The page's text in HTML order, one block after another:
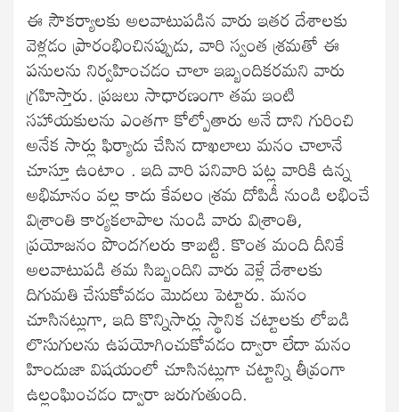
ఈ సౌకర్యాలకు అలవాటుపడిన వారు ఇతర దేశాలకు
వెళ్లడం ప్రారంభించినప్పుడు, వారి స్వంత శ్రమతో ఈ
పనులను నిర్వహించడం చాలా ఇబ్బందికరమని వారు
గ్రహిస్తారు. ప్రజలు సాధారణంగా తమ ఇంటి
సహాయకులను ఎంతగా కోల్పోతారు అనే దాని గురించి
అనేక సార్లు ఫిర్యాదు చేసిన దాఖలాలు మనం చాలానే
చూస్తూ ఉంటాం . ఇది వారి పనివారి పట్ల వారికి ఉన్న
అభిమానం వల్ల కాదు కేవలం శ్రమ దోపిడీ నుండి లభించే
విశ్రాంతి కార్యకలాపాల నుండి వారు విశ్రాంతి,
ప్రయోజనం పొందగలరు కాబట్టి. కొంత మంది దీనికే
అలవాటుపడి తమ సిబ్బందిని వారు వెళ్లే దేశాలకు
దిగుమతి చేసుకోవడం మొదలు పెట్టారు. మనం
చూసినట్లుగా, ఇది కొన్నిసార్లు స్థానిక చట్టాలకు లోబడి
లొసుగులను ఉపయోగించుకోవడం ద్వారా లేదా మనం
హిందుజా విషయంలో చూసినట్లుగా చట్టాన్ని తీవ్రంగా
ఉల్లంఘించడం ద్వారా జరుగుతుంది.